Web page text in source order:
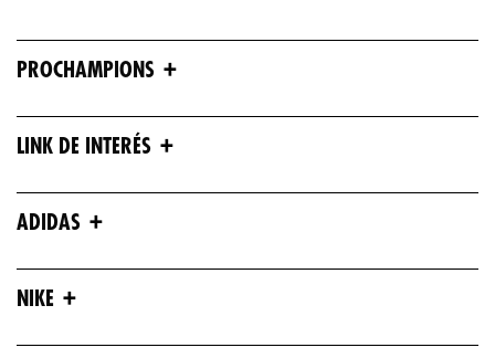
PROCHAMPIONS +
LINK DE INTERÉS +
ADIDAS +
NIKE +